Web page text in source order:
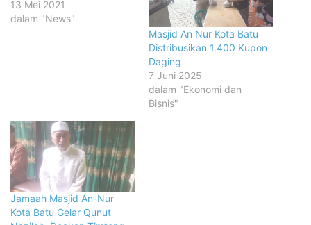
13 Mei 2021
dalam "News"
Masjid An Nur Kota Batu
Distribusikan 1.400 Kupon
Daging
7 Juni 2025
dalam "Ekonomi dan
Bisnis"
Jamaah Masjid An-Nur
Kota Batu Gelar Qunut